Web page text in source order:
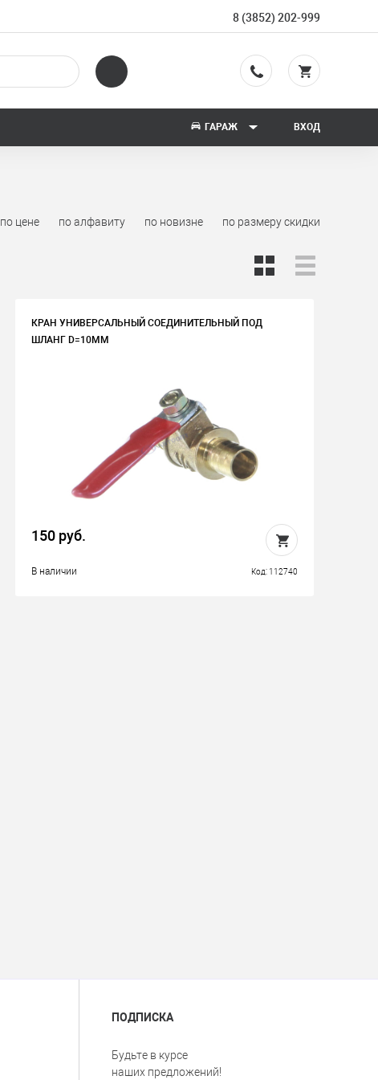
8 (3852) 202-999
ГАРАЖ ВХОД
по цене по алфавиту по новизне по размеру скидки
КРАН УНИВЕРСАЛЬНЫЙ СОЕДИНИТЕЛЬНЫЙ ПОД
ШЛАНГ D=10ММ
150 руб.
В наличии Код: 112740
ПОДПИСКА
Будьте в курсе
наших предложений!